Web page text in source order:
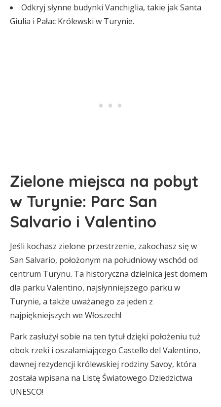
Odkryj słynne budynki Vanchiglia, takie jak Santa
Giulia i Pałac Królewski w Turynie.
Zielone miejsca na pobyt
w Turynie: Parc San
Salvario i Valentino
Jeśli kochasz zielone przestrzenie, zakochasz się w
San Salvario, położonym na południowy wschód od
centrum Turynu. Ta historyczna dzielnica jest domem
dla parku Valentino, najsłynniejszego parku w
Turynie, a także uważanego za jeden z
najpiękniejszych we Włoszech!
Park zasłużył sobie na ten tytuł dzięki położeniu tuż
obok rzeki i oszałamiającego Castello del Valentino,
dawnej rezydencji królewskiej rodziny Savoy, która
została wpisana na Listę Światowego Dziedzictwa
UNESCO!